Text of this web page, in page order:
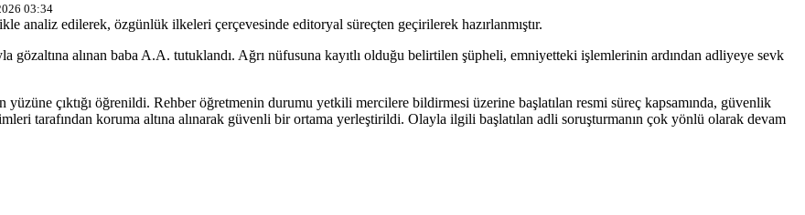
03:34
analiz edilerek, özgünlük ilkeleri çerçevesinde editoryal süreçten geçirilerek hazırlanmıştır.
gözaltına alınan baba A.A. tutuklandı. Ağrı nüfusuna kayıtlı olduğu belirtilen şüpheli, emniyetteki işlemlerinin ardından adliyeye sevk
yüzüne çıktığı öğrenildi. Rehber öğretmenin durumu yetkili mercilere bildirmesi üzerine başlatılan resmi süreç kapsamında, güvenlik
tarafından koruma altına alınarak güvenli bir ortama yerleştirildi. Olayla ilgili başlatılan adli soruşturmanın çok yönlü olarak devam